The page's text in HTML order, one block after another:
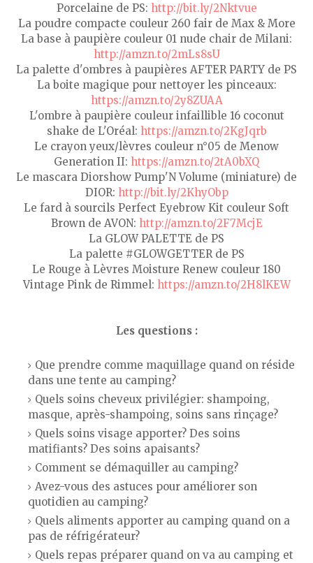
Porcelaine de PS: http://bit.ly/2Nktvue
La poudre compacte couleur 260 fair de Max & More
La base à paupière couleur 01 nude chair de Milani:
http://amzn.to/2mLs8sU
La palette d'ombres à paupières AFTER PARTY de PS
La boite magique pour nettoyer les pinceaux:
https://amzn.to/2y8ZUAA
L'ombre à paupière couleur infaillible 16 coconut
shake de L'Oréal: https://amzn.to/2KgJqrb
Le crayon yeux/lèvres couleur n°05 de Menow
Generation II: https://amzn.to/2tA0bXQ
Le mascara Diorshow Pump'N Volume (miniature) de
DIOR: http://bit.ly/2KhyObp
Le fard à sourcils Perfect Eyebrow Kit couleur Soft
Brown de AVON: http://amzn.to/2F7McjE
La GLOW PALETTE de PS
La palette #GLOWGETTER de PS
Le Rouge à Lèvres Moisture Renew couleur 180
Vintage Pink de Rimmel: https://amzn.to/2H8lKEW
Les questions :
Que prendre comme maquillage quand on réside
dans une tente au camping?
Quels soins cheveux privilégier: shampoing,
masque, après-shampoing, soins sans rinçage?
Quels soins visage apporter? Des soins
matifiants? Des soins apaisants?
Comment se démaquiller au camping?
Avez-vous des astuces pour améliorer son
quotidien au camping?
Quels aliments apporter au camping quand on a
pas de réfrigérateur?
Quels repas préparer quand on va au camping et